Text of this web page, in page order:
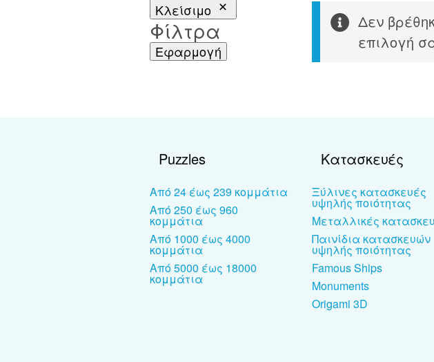
Δεν
επιλογή
Κλείσιμο
Φίλτρα
Εφαρμογή
Puzzles
Από 24 έως 239 κομμάτια
Από 250 έως 960
κομμάτια
Από 1000 έως 4000
κομμάτια
Από 5000 έως 18000
κομμάτια
Κατασκευές
Ξύλινες κατασκευές
υψηλής ποιότητας
Μεταλλικές
Παινίδια κατασκευών
υψηλής ποιότητας
Famous Ships
Monuments
Origami 3D